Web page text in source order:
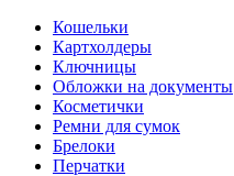
Кошельки
Картхолдеры
Ключницы
Обложки на документы
Косметички
Ремни для сумок
Брелоки
Перчатки